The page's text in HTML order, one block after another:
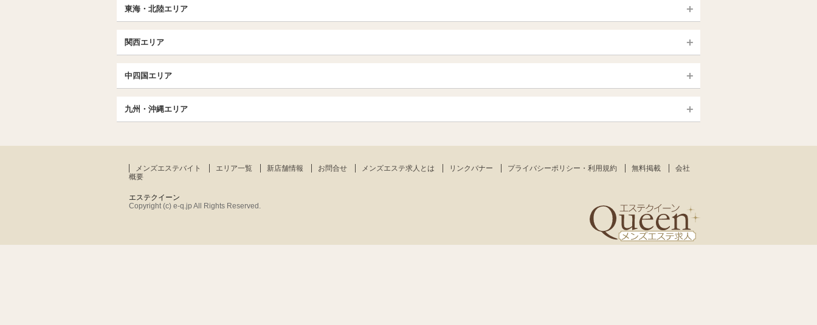
福島 (いわき・郡山)
茨城（水戸・取手）
栃木（宇都宮・小山） 群馬（伊勢崎・高崎・前橋）
大宮・浦和・川口 越谷・春日部 所沢・川越
千葉TOP
東京TOP
京王線・小田急線沿線
八王子・立川・国分寺
神奈川TOP
小田原・藤沢
東海・北陸エリア
愛知（名古屋） 岐阜県 三重県
静岡県
名古屋TOP
名古屋・名駅・太閤通
春日井・豊田・東海
刈谷・安城・岡崎・豊橋
関西エリア
京都駅・伏見区 烏丸御池駅 四条烏丸・河原町・祇園四条
大宮・西院・二条
三条・京都市役所前
大阪エリア
梅田・北新地 肥後橋・淀屋橋・北浜 南森町・天満・京橋
日本橋（大阪市）
難波（なんば）
南船場・心斎橋・長堀橋 堺筋本町・本町
新大阪・十三・南方
堺・和泉・岸和田
中四国エリア
広島 岡山 山口
島根・鳥取
九州・沖縄エリア
大分
鹿児島 宮崎 沖縄
メンズエステバイト エリア一覧 新店舗情報 お問合せ メンズエステ求人とは リンクバナー プライバシーポリシー・利用規約 無料掲載
会社
概要
エステクイーン
Copyright (c) e-q.jp All Rights Reserved.